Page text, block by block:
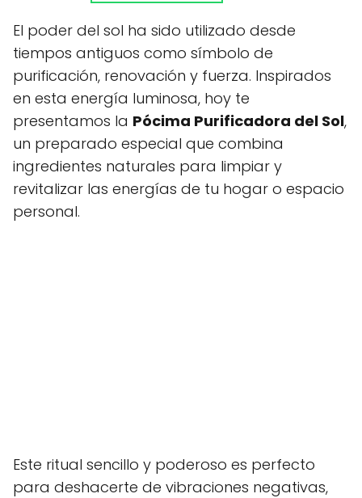
El poder del sol ha sido utilizado desde
tiempos antiguos como símbolo de
purificación, renovación y fuerza. Inspirados
en esta energía luminosa, hoy te
presentamos la Pócima Purificadora del Sol,
un preparado especial que combina
ingredientes naturales para limpiar y
revitalizar las energías de tu hogar o espacio
personal.
Este ritual sencillo y poderoso es perfecto
para deshacerte de vibraciones negativas,